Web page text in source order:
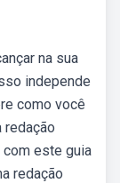
na sua
independe
como você
redação
com este guia
redação